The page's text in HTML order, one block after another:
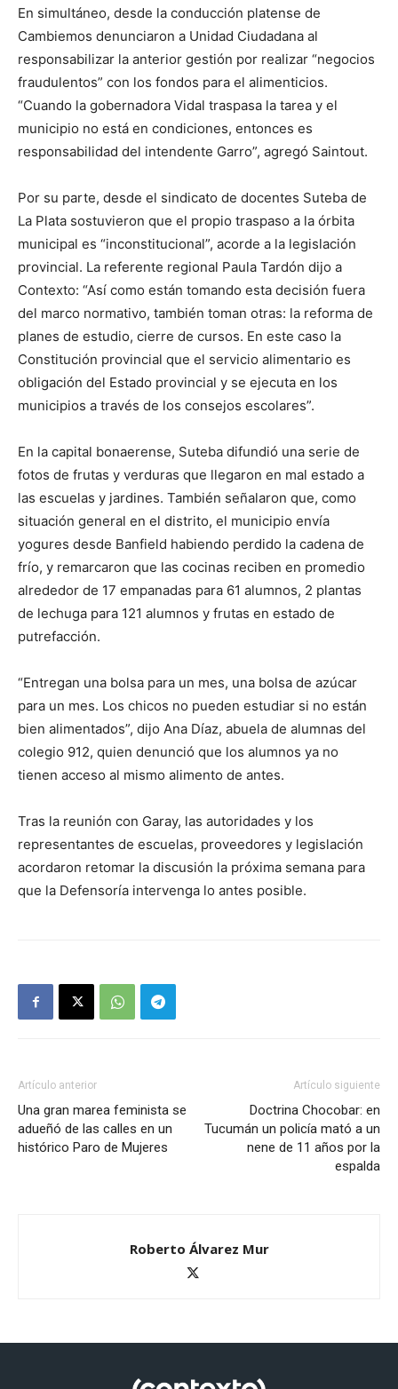
En simultáneo, desde la conducción platense de
Cambiemos denunciaron a Unidad Ciudadana al
responsabilizar la anterior gestión por realizar “negocios
fraudulentos” con los fondos para el alimenticios.
“Cuando la gobernadora Vidal traspasa la tarea y el
municipio no está en condiciones, entonces es
responsabilidad del intendente Garro”, agregó Saintout.
Por su parte, desde el sindicato de docentes Suteba de
La Plata sostuvieron que el propio traspaso a la órbita
municipal es “inconstitucional”, acorde a la legislación
provincial. La referente regional Paula Tardón dijo a
Contexto: “Así como están tomando esta decisión fuera
del marco normativo, también toman otras: la reforma de
planes de estudio, cierre de cursos. En este caso la
Constitución provincial que el servicio alimentario es
obligación del Estado provincial y se ejecuta en los
municipios a través de los consejos escolares”.
En la capital bonaerense, Suteba difundió una serie de
fotos de frutas y verduras que llegaron en mal estado a
las escuelas y jardines. También señalaron que, como
situación general en el distrito, el municipio envía
yogures desde Banfield habiendo perdido la cadena de
frío, y remarcaron que las cocinas reciben en promedio
alrededor de 17 empanadas para 61 alumnos, 2 plantas
de lechuga para 121 alumnos y frutas en estado de
putrefacción.
“Entregan una bolsa para un mes, una bolsa de azúcar
para un mes. Los chicos no pueden estudiar si no están
bien alimentados”, dijo Ana Díaz, abuela de alumnas del
colegio 912, quien denunció que los alumnos ya no
tienen acceso al mismo alimento de antes.
Tras la reunión con Garay, las autoridades y los
representantes de escuelas, proveedores y legislación
acordaron retomar la discusión la próxima semana para
que la Defensoría intervenga lo antes posible.
Artículo anterior
Una gran marea feminista se
adueñó de las calles en un
histórico Paro de Mujeres
Artículo siguiente
Doctrina Chocobar: en
Tucumán un policía mató a un
nene de 11 años por la
espalda
Roberto Álvarez Mur